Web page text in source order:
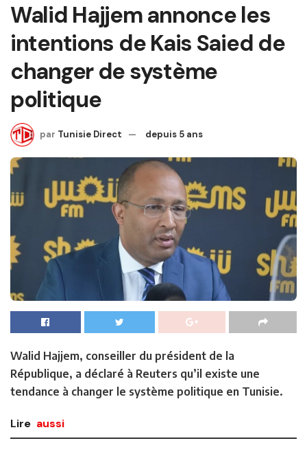
Walid Hajjem annonce les
intentions de Kais Saied de
changer de système
politique
par Tunisie Direct depuis 5 ans
Walid Hajjem, conseiller du président de la
République, a déclaré à Reuters qu’il existe une
tendance à changer le système politique en Tunisie.
Lire aussi